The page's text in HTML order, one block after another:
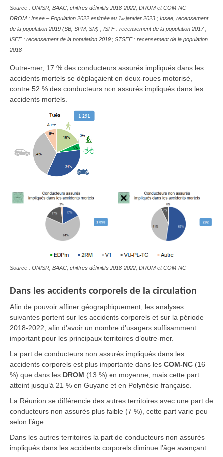
Source : ONISR, BAAC, chiffres définitifs 2018-2022, DROM et COM-NC
DROM : Insee – Population 2022 estimée au 1er janvier 2023 ; Insee, recensement
de la population 2019 (SB, SPM, SM) ; ISPF : recensement de la population 2017 ;
ISEE : recensement de la population 2019 ; STSEE : recensement de la population
2018
Outre-mer, 17 % des conducteurs assurés impliqués dans les
accidents mortels se déplaçaient en deux-roues motorisé,
contre 52 % des conducteurs non assurés impliqués dans les
accidents mortels.
Source : ONISR, BAAC, chiffres définitifs 2018-2022, DROM et COM-NC
Dans les accidents corporels de la circulation
Afin de pouvoir affiner géographiquement, les analyses
suivantes portent sur les accidents corporels et sur la période
2018-2022, afin d’avoir un nombre d’usagers suffisamment
important pour les principaux territoires d’outre-mer.
La part de conducteurs non assurés impliqués dans les
accidents corporels est plus importante dans les COM-NC (16
%) que dans les DROM (13 %) en moyenne, mais cette part
atteint jusqu’à 21 % en Guyane et en Polynésie française.
La Réunion se différencie des autres territoires avec une part de
conducteurs non assurés plus faible (7 %), cette part varie peu
selon l’âge.
Dans les autres territoires la part de conducteurs non assurés
impliqués dans les accidents corporels diminue l’âge avançant.